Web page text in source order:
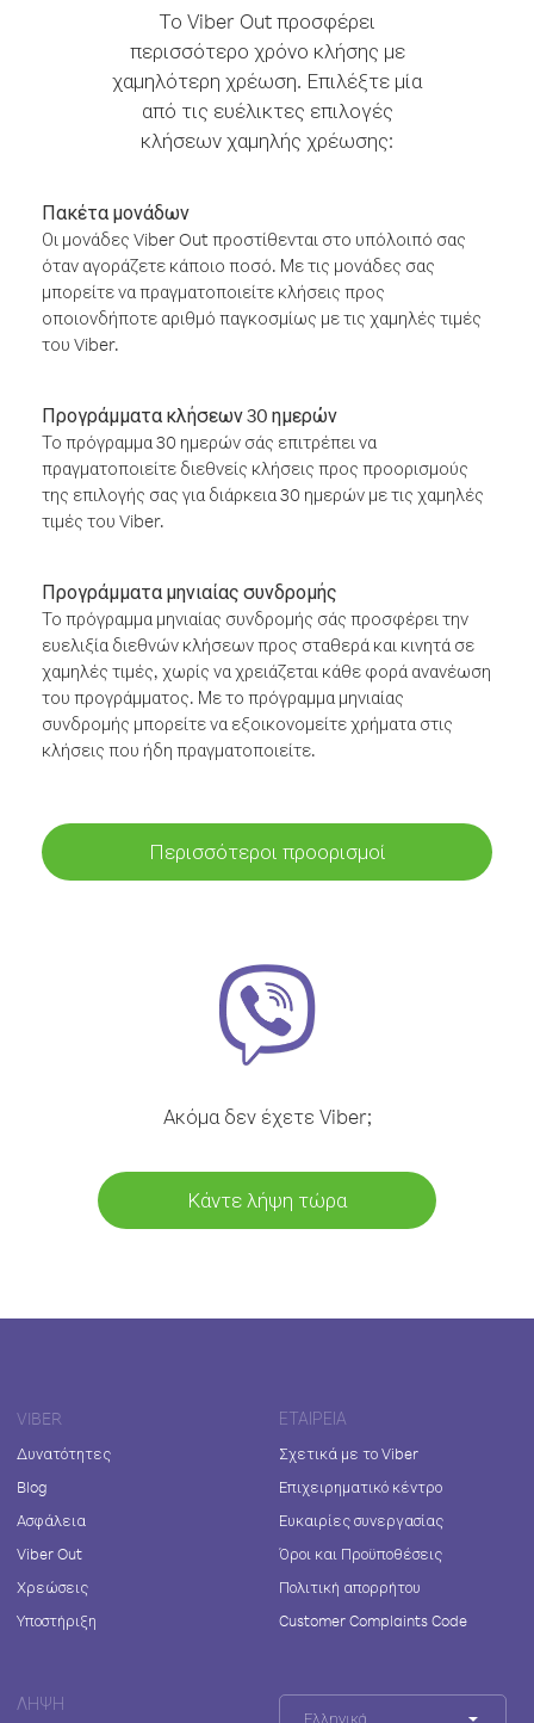
Το Viber Out προσφέρει
περισσότερο χρόνο κλήσης με
χαμηλότερη χρέωση. Επιλέξτε μία
από τις ευέλικτες επιλογές
κλήσεων χαμηλής χρέωσης:
Πακέτα μονάδων
Οι μονάδες Viber Out προστίθενται στο υπόλοιπό σας
όταν αγοράζετε κάποιο ποσό. Με τις μονάδες σας
μπορείτε να πραγματοποιείτε κλήσεις προς
οποιονδήποτε αριθμό παγκοσμίως με τις χαμηλές τιμές
του Viber.
Προγράμματα κλήσεων 30 ημερών
Το πρόγραμμα 30 ημερών σάς επιτρέπει να
πραγματοποιείτε διεθνείς κλήσεις προς προορισμούς
της επιλογής σας για διάρκεια 30 ημερών με τις χαμηλές
τιμές του Viber.
Προγράμματα μηνιαίας συνδρομής
Το πρόγραμμα μηνιαίας συνδρομής σάς προσφέρει την
ευελιξία διεθνών κλήσεων προς σταθερά και κινητά σε
χαμηλές τιμές, χωρίς να χρειάζεται κάθε φορά ανανέωση
του προγράμματος. Με το πρόγραμμα μηνιαίας
συνδρομής μπορείτε να εξοικονομείτε χρήματα στις
κλήσεις που ήδη πραγματοποιείτε.
Περισσότεροι προορισμοί
Ακόμα δεν έχετε Viber;
Κάντε λήψη τώρα
VIBER
Δυνατότητες
Blog
Ασφάλεια
Viber Out
Χρεώσεις
Υποστήριξη
ΕΤΑΙΡΕΊΑ
Σχετικά με το Viber
Επιχειρηματικό κέντρο
Ευκαιρίες συνεργασίας
Όροι και Προϋποθέσεις
Πολιτική απορρήτου
Customer Complaints Code
ΛΉΨΗ
Ελληνικά